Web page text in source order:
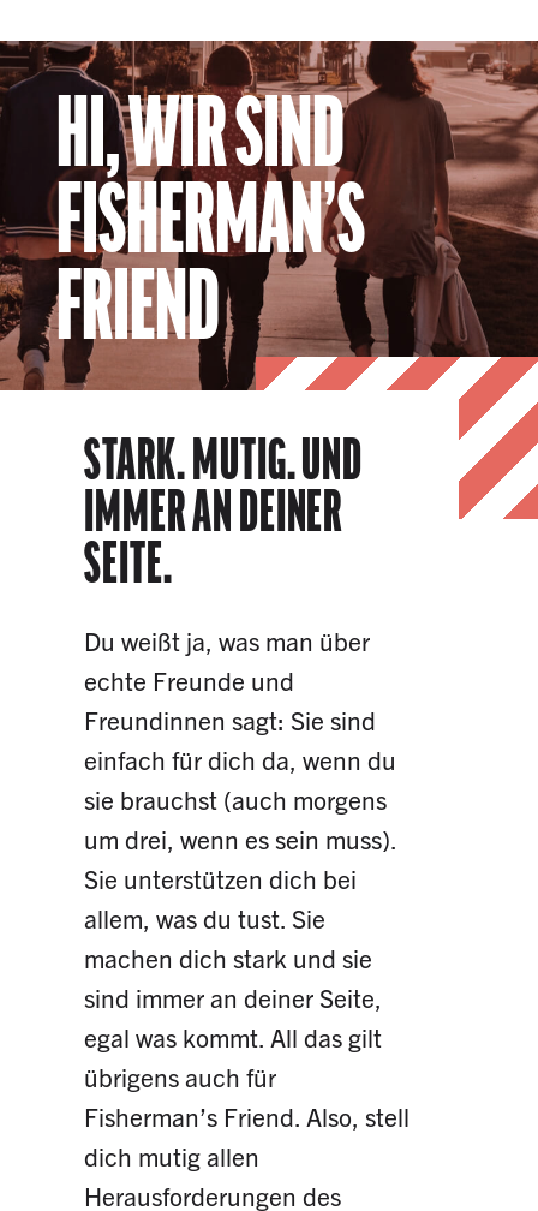
HI, WIR SIND
FISHERMAN’S
FRIEND
STARK. MUTIG. UND
IMMER AN DEINER
SEITE.
Du weißt ja, was man über
echte Freunde und
Freundinnen sagt: Sie sind
einfach für dich da, wenn du
sie brauchst (auch morgens
um drei, wenn es sein muss).
Sie unterstützen dich bei
allem, was du tust. Sie
machen dich stark und sie
sind immer an deiner Seite,
egal was kommt. All das gilt
übrigens auch für
Fisherman’s Friend. Also, stell
dich mutig allen
Herausforderungen des